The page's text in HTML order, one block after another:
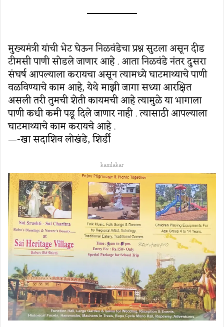
मुख्यमंत्री यांची भेट घेऊन निळवंडेचा प्रश्न सुटला असून दीड
टीमसी पाणी सोडले जाणार आहे . आता निळवंडे नंतर दुसरा
संघर्ष आपल्याला करायचा असून त्यामध्ये घाटमाथ्याचे पाणी
वळविण्याचे काम आहे, येथे माझी जागा सध्या आरक्षित
असली तरी तुमची शेती कायमची आहे त्यामुळे या भागाला
पाणी कधी कमी पडू दिले जाणार नाही . त्यासाठी आपल्याला
घाटमाथ्याचे काम करायचे आहे .
—-खा सदाशिव लोखंडे, शिर्डी
kamlakar